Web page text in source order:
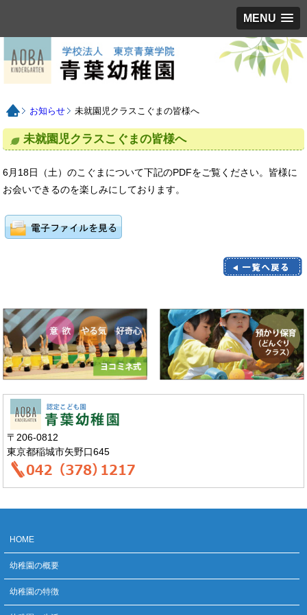
MENU
お知らせ 未就園児クラスこぐまの皆様へ
未就園児クラスこぐまの皆様へ
6月18日（土）のこぐまについて下記のPDFをご覧ください。皆様に
お会いできるのを楽しみにしております。
〒206-0812
東京都稲城市矢野口645
HOME
幼稚園の概要
幼稚園の特徴